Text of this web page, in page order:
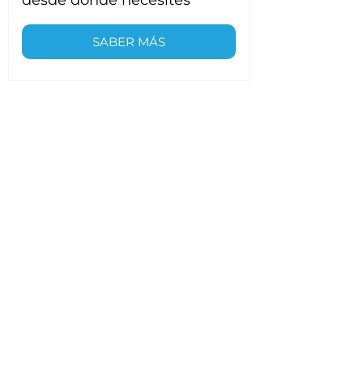
SABER MÁS